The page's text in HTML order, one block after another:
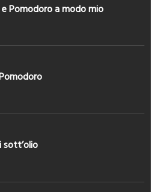
Pomodoro a modo mio
sott’olio